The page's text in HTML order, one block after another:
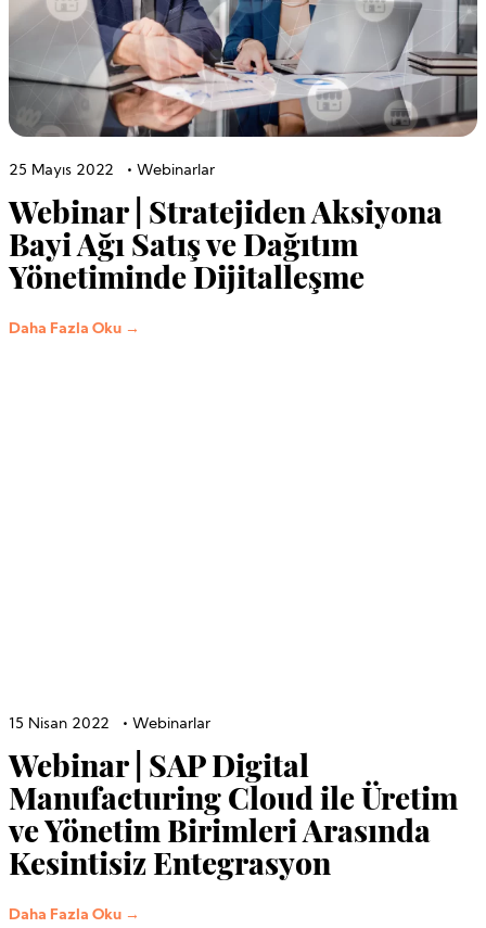
25 Mayıs 2022 • Webinarlar
Webinar | Stratejiden Aksiyona
Bayi Ağı Satış ve Dağıtım
Yönetiminde Dijitalleşme
Daha Fazla Oku →
15 Nisan 2022 • Webinarlar
Webinar | SAP Digital
Manufacturing Cloud ile Üretim
ve Yönetim Birimleri Arasında
Kesintisiz Entegrasyon
Daha Fazla Oku →